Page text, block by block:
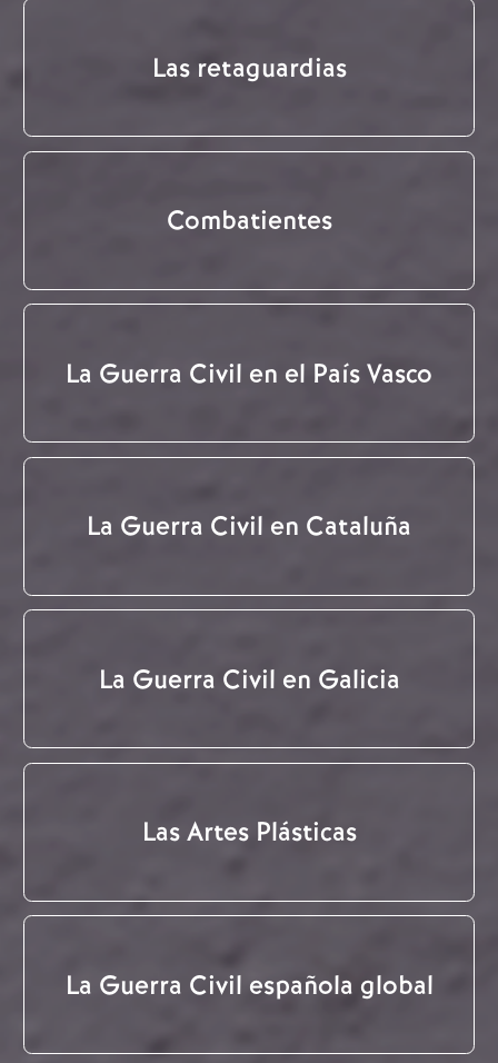
Las retaguardias
Combatientes
La Guerra Civil en el País Vasco
La Guerra Civil en Cataluña
La Guerra Civil en Galicia
Las Artes Plásticas
La Guerra Civil española global